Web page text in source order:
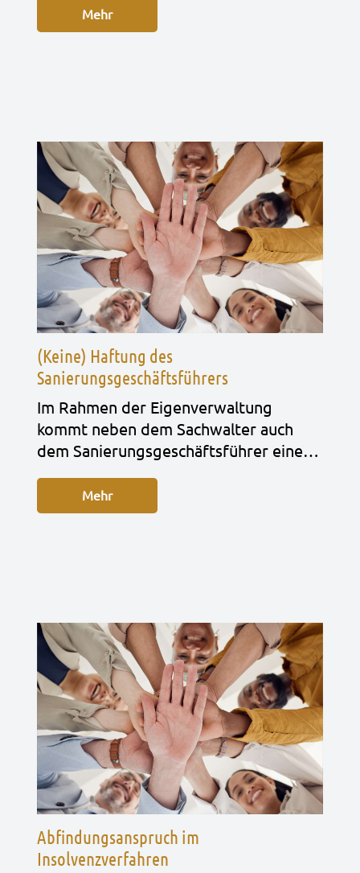
Mehr
(Keine) Haftung des
Sanierungsgeschäftsführers
Im Rah­men der Eigen­ver­wal­tung
kommt neben dem Sach­wal­ter auch
dem Sanie­rungs­ge­schäfts­füh­rer eine…
Mehr
Abfindungsanspruch im
Insolvenzverfahren